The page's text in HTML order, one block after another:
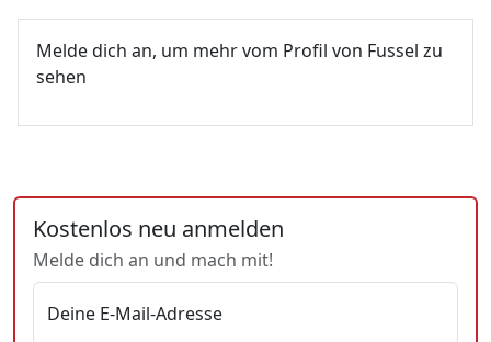
Melde dich an, um mehr vom Profil von Fussel zu
sehen
Kostenlos neu anmelden
Melde dich an und mach mit!
Deine E-Mail-Adresse